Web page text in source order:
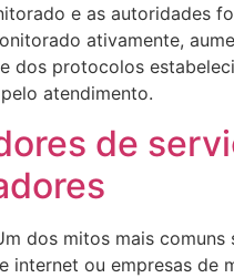
e as autoridades
ativamente,
dos protocolos
atendimento.
de
dos mitos mais
ou empresas de